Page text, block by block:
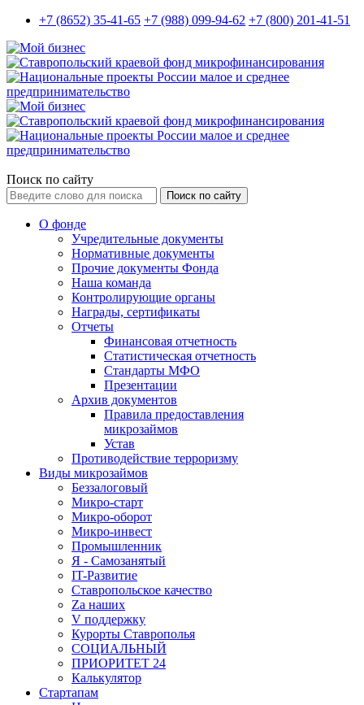
+7 (8652) 35-41-65 +7 (988) 099-94-62 +7 (800) 201-41-51
Поиск по сайту
Поиск по сайту
О фонде
Учредительные документы
Нормативные документы
Прочие документы Фонда
Наша команда
Контролирующие органы
Награды, сертификаты
Отчеты
Финансовая отчетность
Статистическая отчетность
Стандарты МФО
Презентации
Архив документов
Правила предоставления
микрозаймов
Устав
Противодействие терроризму
Виды микрозаймов
Беззалоговый
Микро-старт
Микро-оборот
Микро-инвест
Промышленник
Я - Самозанятый
IT-Развитие
Ставропольское качество
Za наших
V поддержку
Курорты Ставрополья
СОЦИАЛЬНЫЙ
ПРИОРИТЕТ 24
Калькулятор
Стартапам